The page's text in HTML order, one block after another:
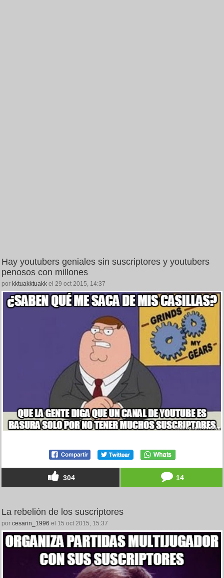
Hay youtubers geniales sin suscriptores y youtubers
penosos con millones
por kktuakktuakk el 29 oct 2015, 14:37
304 14
La rebelión de los suscriptores
por cesarin_1996 el 15 oct 2015, 15:37